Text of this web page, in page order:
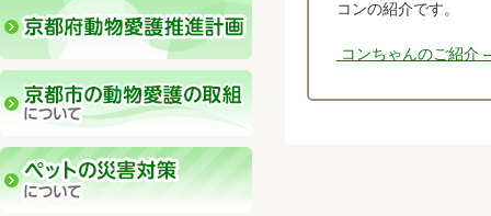
コンの紹介です。
コンちゃんのご紹介